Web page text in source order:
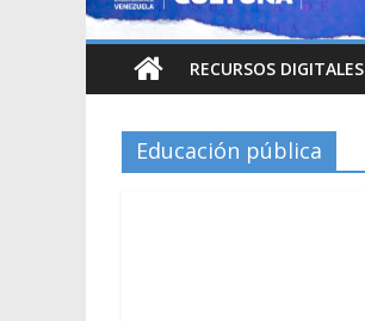
RECURSOS DIGITALES
Educación pública